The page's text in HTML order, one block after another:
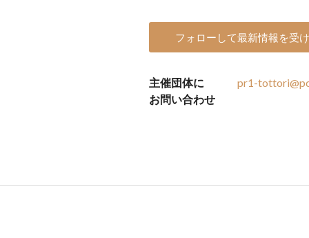
フォローして最新情報を受
主催団体に
お問い合わせ
pr1-